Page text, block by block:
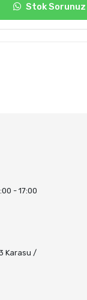
Stok Sorunuz
- 17:00
Karasu /